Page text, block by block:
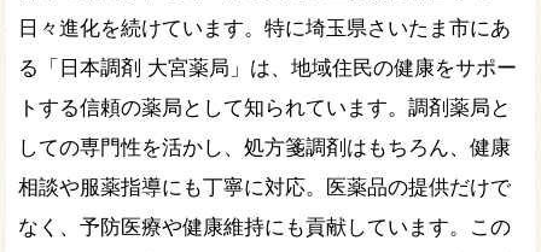
日々進化を続けています。特に埼玉県さいたま市にあ
る「日本調剤 大宮薬局」は、地域住民の健康をサポー
トする信頼の薬局として知られています。調剤薬局と
しての専門性を活かし、処方箋調剤はもちろん、健康
相談や服薬指導にも丁寧に対応。医薬品の提供だけで
なく、予防医療や健康維持にも貢献しています。この